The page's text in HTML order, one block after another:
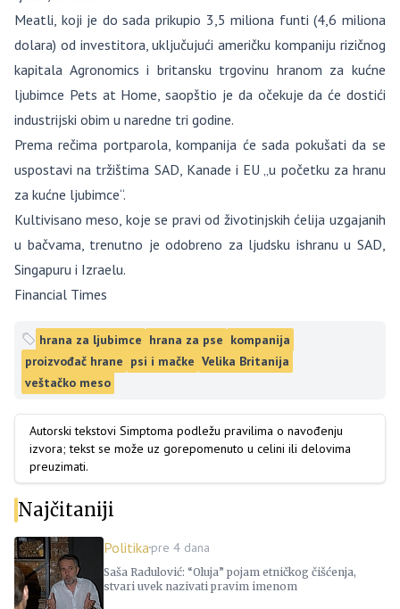
Meatli, koji je do sada prikupio 3,5 miliona funti (4,6 miliona
dolara) od investitora, uključujući američku kompaniju rizičnog
kapitala Agronomics i britansku trgovinu hranom za kućne
ljubimce Pets at Home, saopštio je da očekuje da će dostići
industrijski obim u naredne tri godine.
Prema rečima portparola, kompanija će sada pokušati da se
uspostavi na tržištima SAD, Kanade i EU „u početku za hranu
za kućne ljubimce“.
Kultivisano meso, koje se pravi od životinjskih ćelija uzgajanih
u bačvama, trenutno je odobreno za ljudsku ishranu u SAD,
Singapuru i Izraelu.
Financial Times
hrana za ljubimce hrana za pse kompanija
proizvođač hrane psi i mačke Velika Britanija
veštačko meso
Autorski tekstovi Simptoma podležu pravilima o navođenju
izvora; tekst se može uz gorepomenuto u celini ili delovima
preuzimati.
Najčitaniji
Politikapre 4 dana
Saša Radulović: “Oluja” pojam etničkog čišćenja,
stvari uvek nazivati pravim imenom